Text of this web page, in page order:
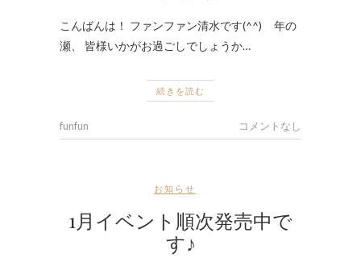
こんばんは！ ファンファン清水です(^^) 年の
瀬、 皆様いかがお過ごしでしょうか…
続きを読む
funfun コメントなし
お知らせ
1月イベント順次発売中で
す♪